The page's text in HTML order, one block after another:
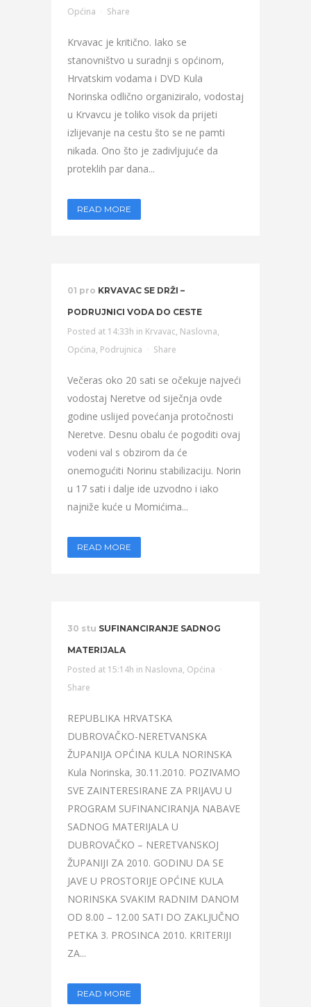
Općina
Share
Krvavac je kritično. Iako se
stanovništvo u suradnji s općinom,
Hrvatskim vodama i DVD Kula
Norinska odlično organiziralo, vodostaj
u Krvavcu je toliko visok da prijeti
izlijevanje na cestu što se ne pamti
nikada. Ono što je zadivljujuće da
proteklih par dana...
READ MORE
01 pro KRVAVAC SE DRŽI –
PODRUJNICI VODA DO CESTE
Posted at 14:33h in Krvavac, Naslovna,
Općina, Podrujnica Share
Večeras oko 20 sati se očekuje najveći
vodostaj Neretve od siječnja ovde
godine uslijed povećanja protočnosti
Neretve. Desnu obalu će pogoditi ovaj
vodeni val s obzirom da će
onemogućiti Norinu stabilizaciju. Norin
u 17 sati i dalje ide uzvodno i iako
najniže kuće u Momićima...
READ MORE
30 stu SUFINANCIRANJE SADNOG
MATERIJALA
Posted at 15:14h in Naslovna, Općina
Share
REPUBLIKA HRVATSKA
DUBROVAČKO-NERETVANSKA
ŽUPANIJA OPĆINA KULA NORINSKA
Kula Norinska, 30.11.2010. POZIVAMO
SVE ZAINTERESIRANE ZA PRIJAVU U
PROGRAM SUFINANCIRANJA NABAVE
SADNOG MATERIJALA U
DUBROVAČKO – NERETVANSKOJ
ŽUPANIJI ZA 2010. GODINU DA SE
JAVE U PROSTORIJE OPĆINE KULA
NORINSKA SVAKIM RADNIM DANOM
OD 8.00 – 12.00 SATI DO ZAKLJUČNO
PETKA 3. PROSINCA 2010. KRITERIJI
ZA...
READ MORE